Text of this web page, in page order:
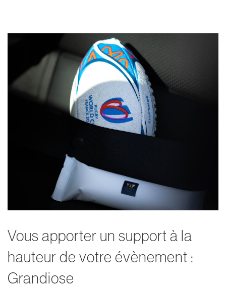
Vous apporter un support à la
hauteur de votre évènement :
Grandiose